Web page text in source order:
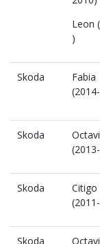
Leon
)
Skoda
Fabia
Skoda
Skoda
Citigo
Skoda